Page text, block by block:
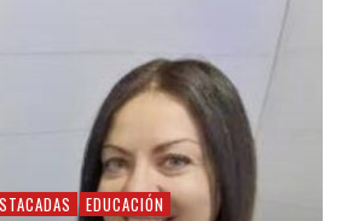
EDUCACIÓN